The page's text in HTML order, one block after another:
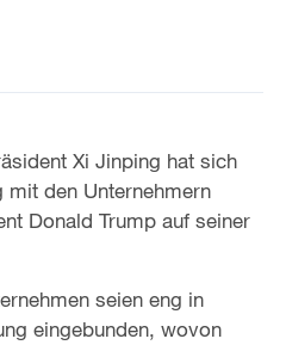
Xi Jinping hat sich
den Unternehmern
Donald Trump auf seiner
seien eng in
eingebunden, wovon